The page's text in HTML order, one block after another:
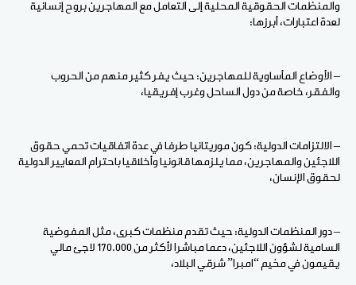
والمنظمات الحقوقية المحلية إلى التعامل مع المهاجرين بروح إنسانية
لعدة اعتبارات، أبرزها:
– الأوضاع المأساوية للمهاجرين: حيث يفر كثير منهم من الحروب
والفقر، خاصة من دول الساحل وغرب إفريقيا،
– الالتزامات الدولية: كون موريتانيا طرفا في عدة اتفاقيات تحمي حقوق
اللاجئين والمهاجرين، مما يلزمها قانونيا وأخلاقيا باحترام المعايير الدولية
لحقوق الإنسان،
– دور المنظمات الدولية: حيث تقدم منظمات كبرى، مثل المفوضية
السامية لشؤون اللاجئين، دعما مباشرا لأكثر من 170.000 لاجئ مالي
يقيمون في مخيم “امبرا” شرقي البلاد،